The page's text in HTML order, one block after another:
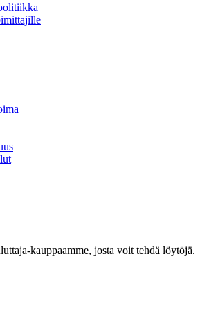
kauppaamme, josta voit tehdä löytöjä.